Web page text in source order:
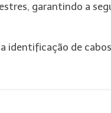
garantindo a
identificação de